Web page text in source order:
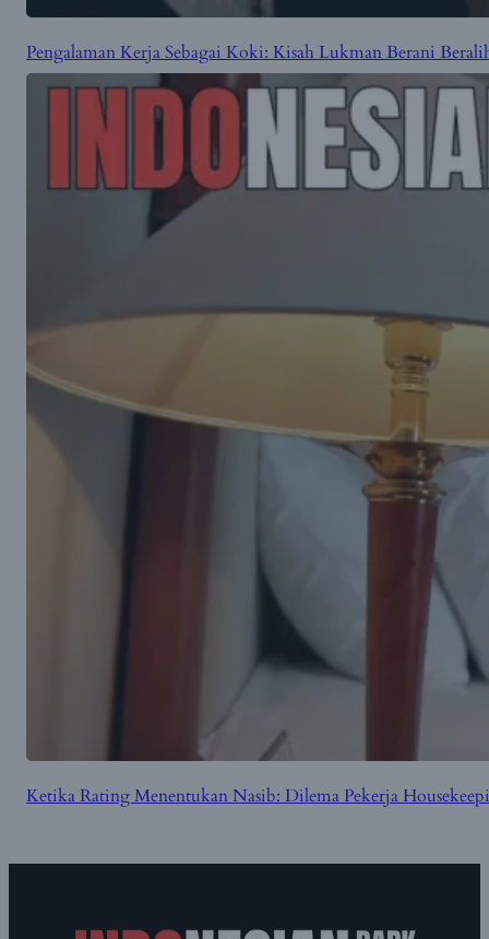
Pengalaman Kerja Sebagai Koki: Kisah Lukman Berani
Ketika Rating Menentukan Nasib: Dilema Pekerja